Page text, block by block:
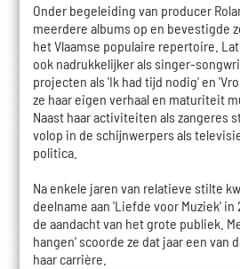
Onder begeleiding van producer
meerdere albums op en bevestigde
het Vlaamse populaire repertoire.
ook nadrukkelijker als singer-
projecten als 'Ik had tijd nodig' en
ze haar eigen verhaal en maturiteit
Naast haar activiteiten als zangeres
volop in de schijnwerpers als
politica.
Na enkele jaren van relatieve stilte
deelname aan 'Liefde voor Muziek'
de aandacht van het grote publiek.
hangen' scoorde ze dat jaar een van
haar carrière.